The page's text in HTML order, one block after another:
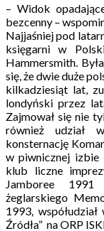
– Widok
bezcenny –
Najjaśniej pod
księgarni w
Hammersmith.
się, że dwie duże
kilkadziesiąt lat,
londyński przez
Zajmował się nie
również udział
konsternację
w piwnicznej izbie
klub liczne
Jamboree 1991
żeglarskiego
1993,
Źródła” na ORP